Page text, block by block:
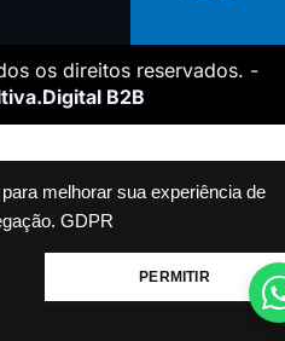
melhorar sua experiência de
GDPR
PERMITIR
os direitos reservados. -
B2B